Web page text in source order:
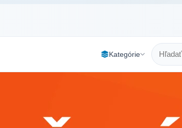
Kategórie